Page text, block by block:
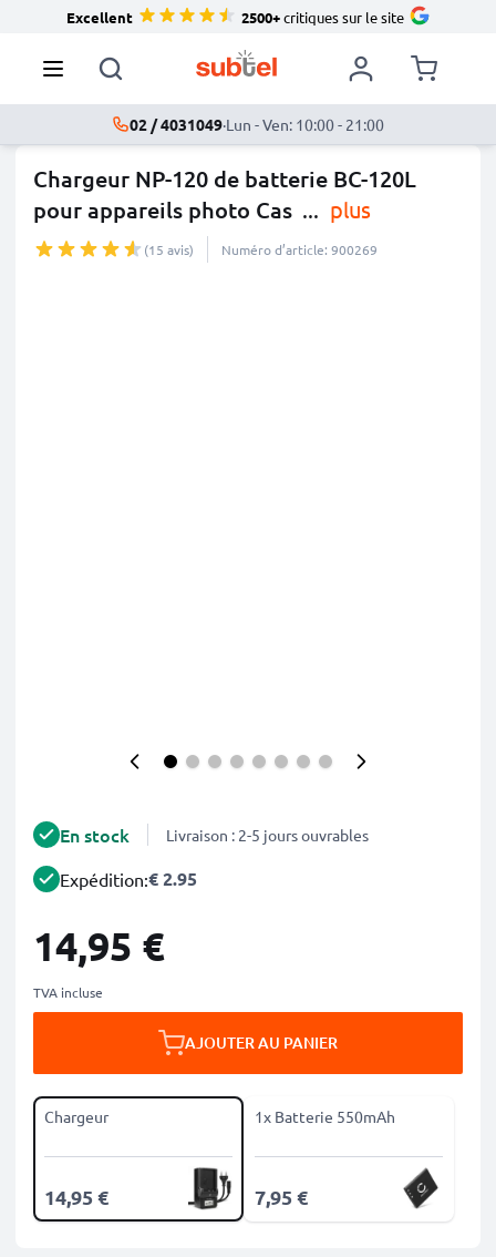
Excellent 2500+critiques sur le site
02 / 4031049·Lun - Ven: 10:00 - 21:00
Chargeur NP-120 de batterie BC-120L
pour appareils photo Cas ... plus
(15 avis) Numéro d’article: 900269
En stock Livraison : 2-5 jours ouvrables
Expédition:€ 2.95
14,95 €
TVA incluse
AJOUTER AU PANIER
Chargeur
14,95 €
1x Batterie 550mAh
7,95 €